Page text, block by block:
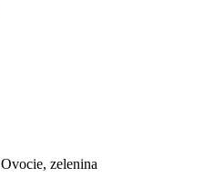
Ovocie, zelenina